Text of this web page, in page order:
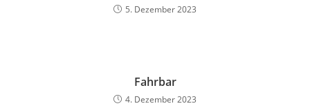
5. Dezember 2023
Fahrbar
4. Dezember 2023